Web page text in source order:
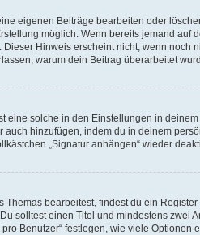
eigenen Beiträge bearbeiten oder
möglich. Wenn bereits jemand
Hinweis erscheint nicht, wenn
warum dein Beitrag überarbeitet
eine solche in den Einstellungen in
auch hinzufügen, indem du in deinem
„Signatur anhängen“ wieder
bearbeitest, findest du ein
solltest einen Titel und mindestens
Benutzer“ festlegen, wie viele